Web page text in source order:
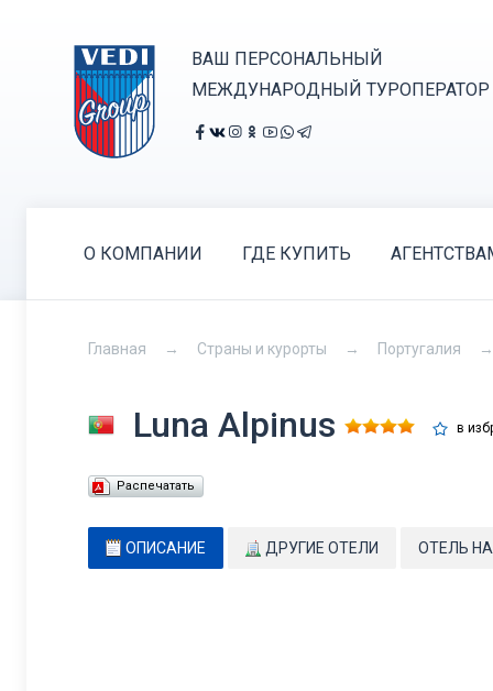
ВАШ ПЕРСОНАЛЬНЫЙ
МЕЖДУНАРОДНЫЙ ТУРОПЕРАТОР
О КОМПАНИИ ГДЕ КУПИТЬ
Главная Страны и курорты Португалия
Luna Alpinus в
Распечатать
ОПИСАНИЕ ДРУГИЕ ОТЕЛИ ОТЕЛЬ